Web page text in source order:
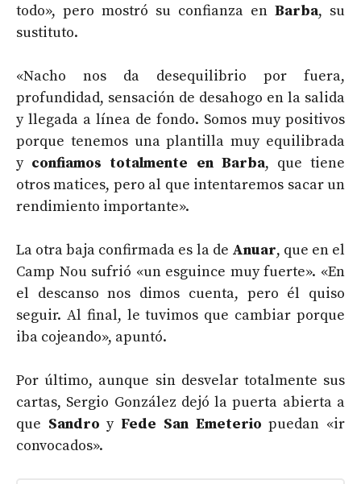
todo», pero mostró su confianza en Barba, su
sustituto.
«Nacho nos da desequilibrio por fuera,
profundidad, sensación de desahogo en la salida
y llegada a línea de fondo. Somos muy positivos
porque tenemos una plantilla muy equilibrada
y confiamos totalmente en Barba, que tiene
otros matices, pero al que intentaremos sacar un
rendimiento importante».
La otra baja confirmada es la de Anuar, que en el
Camp Nou sufrió «un esguince muy fuerte». «En
el descanso nos dimos cuenta, pero él quiso
seguir. Al final, le tuvimos que cambiar porque
iba cojeando», apuntó.
Por último, aunque sin desvelar totalmente sus
cartas, Sergio González dejó la puerta abierta a
que Sandro y Fede San Emeterio puedan «ir
convocados».